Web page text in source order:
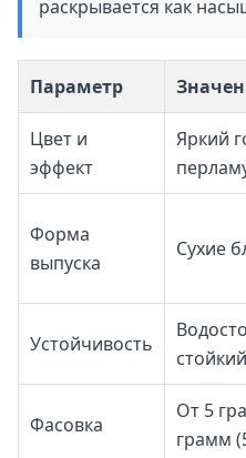
раскрывается как
Параметр
Цвет и
эффект
Яркий
Форма
выпуска
Сухие
Устойчивость
стойкий
Фасовка
От 5
грамм